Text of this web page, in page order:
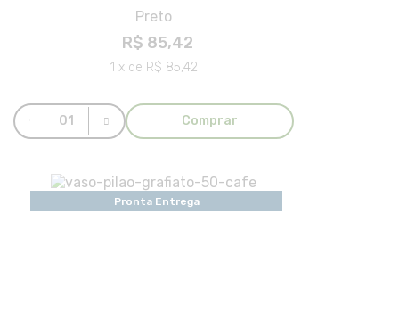
Preto
R$ 85,42
1 x de R$ 85,42
Comprar
Pronta Entrega